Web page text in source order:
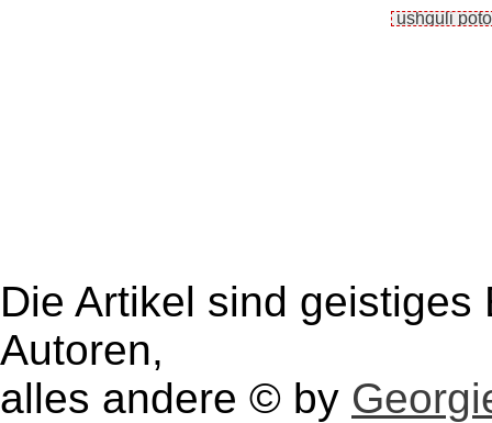
Die Artikel sind
Autoren,
alles andere © by